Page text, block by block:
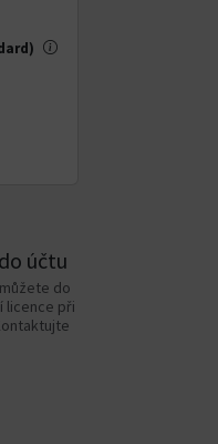
účtu
do
licence při